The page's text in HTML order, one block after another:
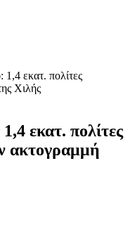
1,4 εκατ. πολίτες
Χιλής
εκατ. πολίτες
ακτογραμμή